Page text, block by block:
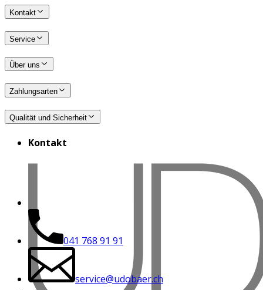
Kontakt
Service
Über uns
Zahlungsarten
Qualität und Sicherheit
Kontakt
041 768 91 91
service@udobaer.ch